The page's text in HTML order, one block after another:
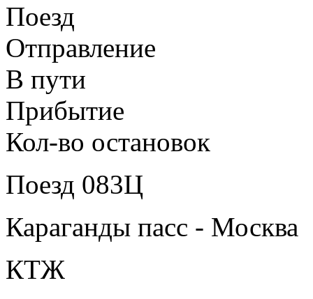
Поезд
Отправление
В пути
Прибытие
Кол-во остановок
Поезд 083Ц
Караганды пасс - Москва
КТЖ